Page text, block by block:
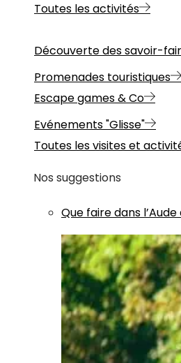
Toutes les activités
Découverte des savoir-
Promenades touristiques
Escape games & Co
Evénements "Glisse"
Toutes les visites et
Nos suggestions
Que faire dans